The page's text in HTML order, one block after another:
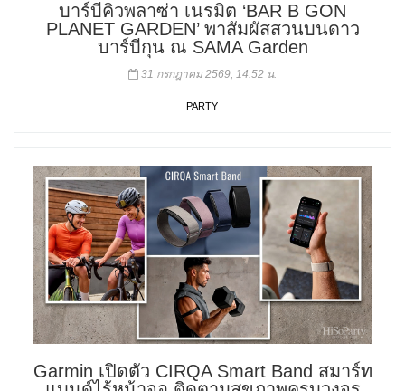
บาร์บีคิวพลาซ่า เนรมิต ‘BAR B GON
PLANET GARDEN’ พาสัมผัสสวนบนดาว
บาร์บีกุน ณ SAMA Garden
31 กรกฎาคม 2569, 14:52 น.
PARTY
Garmin เปิดตัว CIRQA Smart Band สมาร์ท